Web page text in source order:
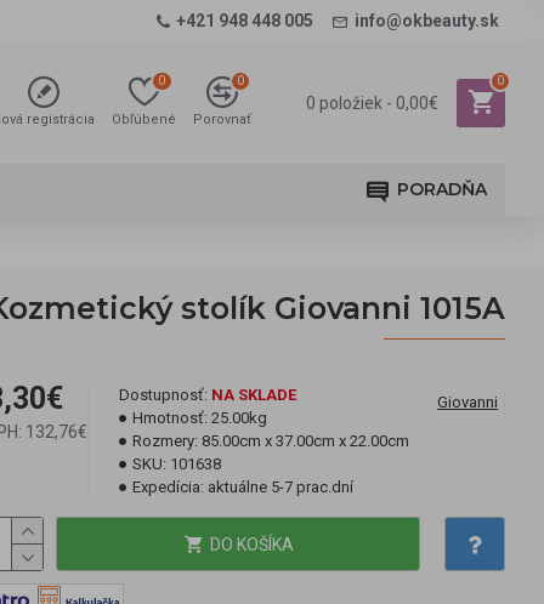
+421 948 448 005 info@okbeauty.sk
registrácia Obľúbené
0
Porovnať
0
0 položiek - 0,00€
0
PORADŇA
stolík Giovanni 1015A
132,76€
Dostupnosť: NA SKLADE
Hmotnosť: 25.00kg
Rozmery: 85.00cm x 37.00cm x 22.00cm
SKU: 101638
Expedícia: aktuálne 5-7 prac.dní
Giovanni
DO KOŠÍKA